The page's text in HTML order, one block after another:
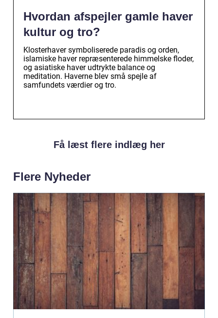
Hvordan afspejler gamle haver
kultur og tro?
Klosterhaver symboliserede paradis og orden,
islamiske haver repræsenterede himmelske floder,
og asiatiske haver udtrykte balance og
meditation. Haverne blev små spejle af
samfundets værdier og tro.
Få læst flere indlæg her
Flere Nyheder